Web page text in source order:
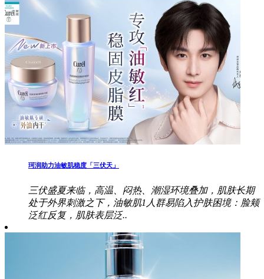
珂润助力油敏肌稳度「三伏天」
三伏盛夏来临，高温、闷热、潮湿环境叠加，肌肤长期
处于外界刺激之下，油敏肌1人群易陷入护肤困境：脸颊
泛红反复，肌肤表层泛..